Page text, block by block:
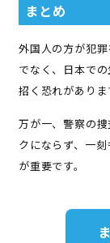
まとめ
外国人の方が犯
でなく、日本で
招く恐れがありま
万が一、警察の
クにならず、一
が重要です。